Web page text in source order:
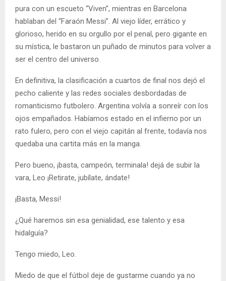
pura con un escueto “Viven”, mientras en Barcelona
hablaban del “Faraón Messi”. Al viejo líder, errático y
glorioso, herido en su orgullo por el penal, pero gigante en
su mística, le bastaron un puñado de minutos para volver a
ser el centro del universo.
En definitiva, la clasificación a cuartos de final nos dejó el
pecho caliente y las redes sociales desbordadas de
romanticismo futbolero. Argentina volvía a sonreír con los
ojos empañados. Habíamos estado en el infierno por un
rato fulero, pero con el viejo capitán al frente, todavía nos
quedaba una cartita más en la manga.
Pero bueno, ¡basta, campeón, terminala! dejá de subir la
vara, Leo ¡Retirate, jubílate, ándate!
¡Basta, Messi!
¿Qué haremos sin esa genialidad, ese talento y esa
hidalguía?
Tengo miedo, Leo.
Miedo de que el fútbol deje de gustarme cuando ya no